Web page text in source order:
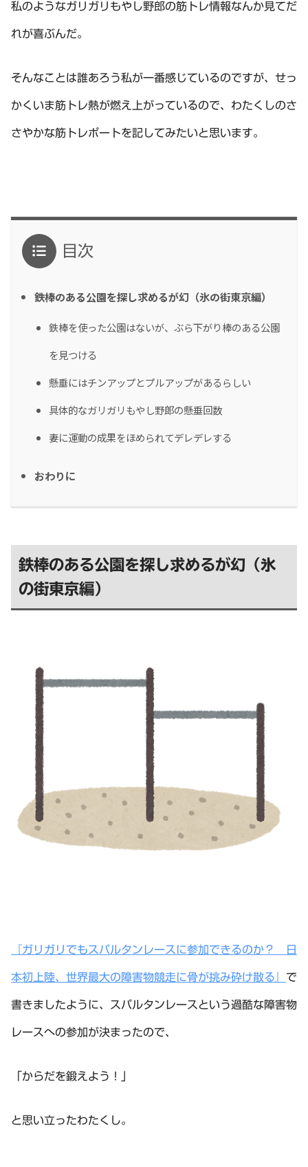
私のようなガリガリもやし野郎の筋トレ情報なんか見てだ
れが喜ぶんだ。
そんなことは誰あろう私が一番感じているのですが、せっ
かくいま筋トレ熱が燃え上がっているので、わたくしのさ
さやかな筋トレポートを記してみたいと思います。
目次
鉄棒のある公園を探し求めるが幻（氷の街東京編）
鉄棒を使った公園はないが、ぶら下がり棒のある公園
を見つける
懸垂にはチンアップとプルアップがあるらしい
具体的なガリガリもやし野郎の懸垂回数
妻に運動の成果をほめられてデレデレする
おわりに
鉄棒のある公園を探し求めるが幻（氷
の街東京編）
『ガリガリでもスパルタンレースに参加できるのか？ 日
本初上陸、世界最大の障害物競走に骨が挑み砕け散る』 で
書きましたように、スパルタンレースという過酷な障害物
レースへの参加が決まったので、
「からだを鍛えよう！」
と思い立ったわたくし。